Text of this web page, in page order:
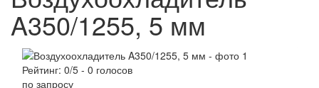
A350/1255, 5 мм
Рейтинг: 0/5 - 0 голосов
по запросу